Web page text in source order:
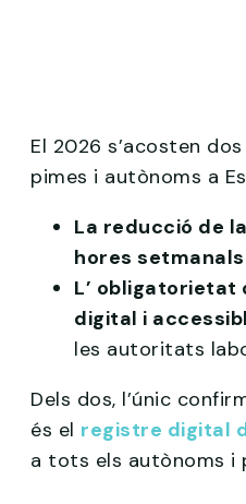
El 2026 s’acosten
pimes i autònoms a
La reducció de
hores setmanals
L’
digital i
les autoritats
Dels dos, l’únic
és el registre digital
a tots els autònoms i